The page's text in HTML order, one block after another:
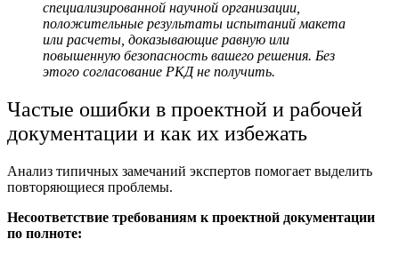
специализированной научной организации,
положительные результаты испытаний макета
или расчеты, доказывающие равную или
повышенную безопасность вашего решения. Без
этого согласование РКДне получить.
Частые ошибки в проектной и рабочей
документации и как их избежать
Анализ типичных замечаний экспертов помогает выделить
повторяющиеся проблемы.
Несоответствие требованиям к проектной документации
по полноте: